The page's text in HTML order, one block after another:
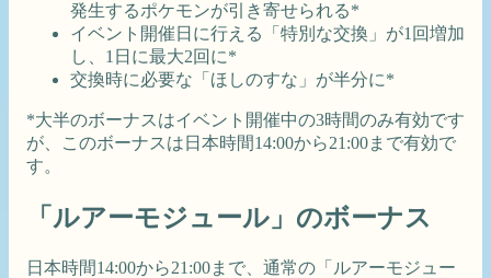
発生するポケモンが引き寄せられる*
イベント開催日に行える「特別な交換」が1回増加
し、1日に最大2回に*
交換時に必要な「ほしのすな」が半分に*
*大半のボーナスはイベント開催中の3時間のみ有効です
が、このボーナスは日本時間14:00から21:00まで有効で
す。
「ルアーモジュール」のボーナス
日本時間14:00から21:00まで、通常の「ルアーモジュー